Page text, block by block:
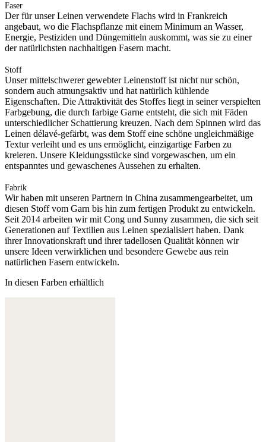
Faser
Der für unser Leinen verwendete Flachs wird in Frankreich
angebaut, wo die Flachspflanze mit einem Minimum an Wasser,
Energie, Pestiziden und Düngemitteln auskommt, was sie zu einer
der natürlichsten nachhaltigen Fasern macht.
Stoff
Unser mittelschwerer gewebter Leinenstoff ist nicht nur schön,
sondern auch atmungsaktiv und hat natürlich kühlende
Eigenschaften. Die Attraktivität des Stoffes liegt in seiner verspielten
Farbgebung, die durch farbige Garne entsteht, die sich mit Fäden
unterschiedlicher Schattierung kreuzen. Nach dem Spinnen wird das
Leinen délavé-gefärbt, was dem Stoff eine schöne ungleichmäßige
Textur verleiht und es uns ermöglicht, einzigartige Farben zu
kreieren. Unsere Kleidungsstücke sind vorgewaschen, um ein
entspanntes und gewaschenes Aussehen zu erhalten.
Fabrik
Wir haben mit unseren Partnern in China zusammengearbeitet, um
diesen Stoff vom Garn bis hin zum fertigen Produkt zu entwickeln.
Seit 2014 arbeiten wir mit Cong und Sunny zusammen, die sich seit
Generationen auf Textilien aus Leinen spezialisiert haben. Dank
ihrer Innovationskraft und ihrer tadellosen Qualität können wir
unsere Ideen verwirklichen und besondere Gewebe aus rein
natürlichen Fasern entwickeln.
In diesen Farben erhältlich